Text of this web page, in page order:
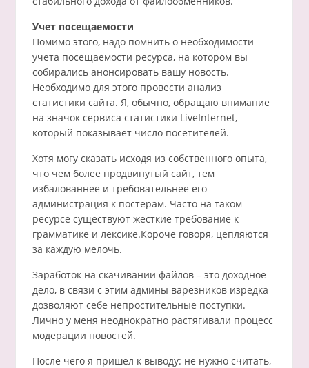
Учет посещаемости
Помимо этого, надо помнить о необходимости
учета посещаемости ресурса, на котором вы
собирались анонсировать вашу новость.
Необходимо для этого провести анализ
статистики сайта. Я, обычно, обращаю внимание
на значок сервиса статистики LiveInternet,
который показывает число посетителей.
Хотя могу сказать исходя из собственного опыта,
что чем более продвинутый сайт, тем
избалованнее и требовательнее его
администрация к постерам. Часто на таком
ресурсе существуют жесткие требование к
грамматике и лексике.Короче говоря, цепляются
за каждую мелочь.
Заработок на скачивании файлов – это доходное
дело, в связи с этим админы варезников изредка
дозволяют себе непростительные поступки.
Лично у меня неоднократно растягивали процесс
модерации новостей.
После чего я пришел к выводу: не нужно считать,